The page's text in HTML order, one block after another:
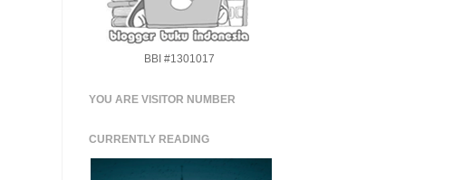
BBI #1301017
YOU ARE VISITOR NUMBER
CURRENTLY READING